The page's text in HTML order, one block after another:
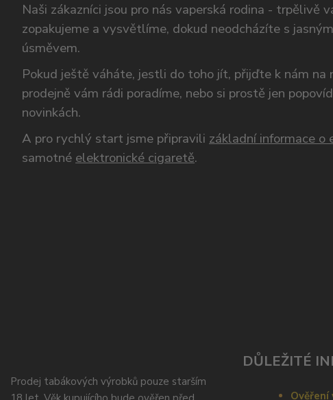
Naši zákazníci jsou pro nás vaperská rodina - trpělivě
zopakujeme a vysvětlíme, dokud neodcházíte s
úsměvem.
Pokud ještě váháte, jestli do toho jít, přijďte k nám na
prodejně vám rádi poradíme, nebo si prostě jen
novinkách.
A pro rychlý start jsme připravili základní informace o
samotné elektronické cigaretě.
Prodej tabákových výrobků pouze starším
DŮLEŽITÉ
Ověření